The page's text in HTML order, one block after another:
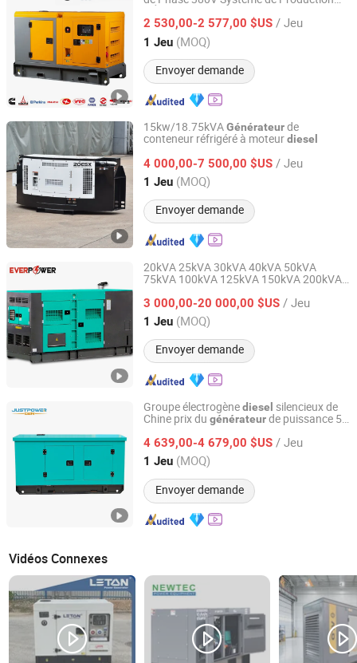
GénérateursDieselkVA
2 530,00-2 577,00 $US / Jeu
1 Jeu (MOQ)
Envoyer demande
Justpower Equipment (Fuan) Co., Ltd.
Fujian, China Depuis 2023
15kw/18.75kVAGénérateurde
conteneur réfrigéré à moteurdiesel
4 000,00-7 500,00 $US / Jeu
1 Jeu (MOQ)
Envoyer demande
Zhejiang Universal Machinery Co., Ltd.
Zhejiang, China Depuis 2008
20kVA 25kVA 30kVA 40kVA 50kVA
75kVA 100kVA 125kVA 150kVA 200kVA
silencieux Cummins Genset Perkins
Weichai Baudouin
3 000,00-20 000,00 $US / Jeu
1 Jeu (MOQ)
Envoyer demande
Jiangsu Ever Power Technology Co., Ltd.
Jiangsu, China Depuis 2023
Groupe électrogènediesel silencieux de
Chine prix du générateurde puissance 50
pour maison
4 639,00-4 679,00 $US / Jeu
1 Jeu (MOQ)
Envoyer demande
Justpower Equipment (Fuan) Co., Ltd.
Fujian, China Depuis 2023
Vidéos Connexes